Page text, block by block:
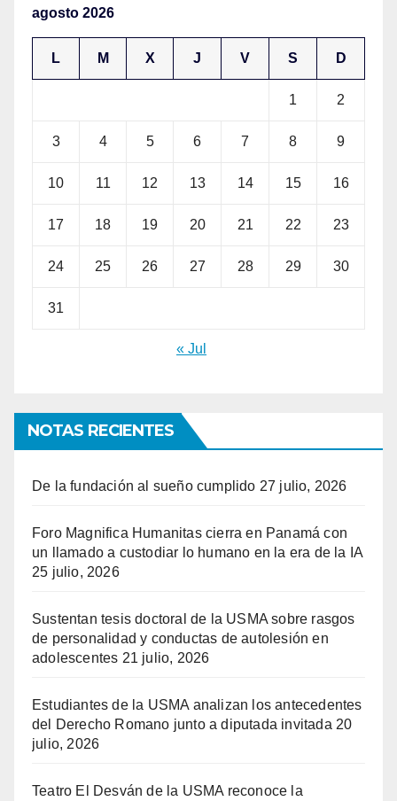
agosto 2026
L M X J V S D
1 2
3 4 5 6 7 8 9
10 11 12 13 14 15 16
17 18 19 20 21 22 23
24 25 26 27 28 29 30
31
« Jul
NOTAS RECIENTES
De la fundación al sueño cumplido 27 julio, 2026
Foro Magnifica Humanitas cierra en Panamá con
un llamado a custodiar lo humano en la era de la IA
25 julio, 2026
Sustentan tesis doctoral de la USMA sobre rasgos
de personalidad y conductas de autolesión en
adolescentes 21 julio, 2026
Estudiantes de la USMA analizan los antecedentes
del Derecho Romano junto a diputada invitada 20
julio, 2026
Teatro El Desván de la USMA reconoce la